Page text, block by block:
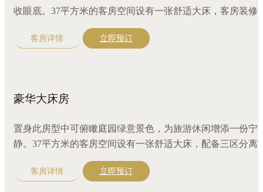
收眼底。37平方米的客房空间设有一张舒适大床，客房装修
致，环境温馨舒适，配备风格鲜明的家具和配套设施，满足
精致而舒适的度假体验。
客房详情 立即预订
豪华大床房
置身此房型中可俯瞰庭园绿意景色，为旅游休闲增添一份宁
静。37平方米的客房空间设有一张舒适大床，配备三区分离
洗室，满足住客同时使用。
客房详情 立即预订